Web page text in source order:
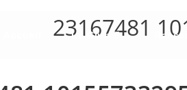
Le Club
23167481